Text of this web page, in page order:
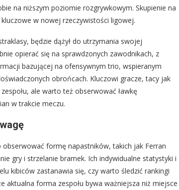
na niższym poziomie rozgrywkowym. Skupienie na
w nowej rzeczywistości ligowej.
będzie dążył do utrzymania swojej
opierać się na sprawdzonych zawodnikach, z
bazującej na ofensywnym trio, wspieranym
obrońcach. Kluczowi gracze, tacy jak
ale warto też obserwować ławkę
w trakcie meczu.
formę napastników, takich jak Ferran
gry i strzelanie bramek. Ich indywidualne statystyki i
kibiców zastanawia się, czy warto śledzić rankingi
forma zespołu bywa ważniejsza niż miejsce